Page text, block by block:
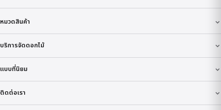
หมวดสินค้า
บริการจัดดอกไม้
แบบที่นิยม
ติดต่อเรา